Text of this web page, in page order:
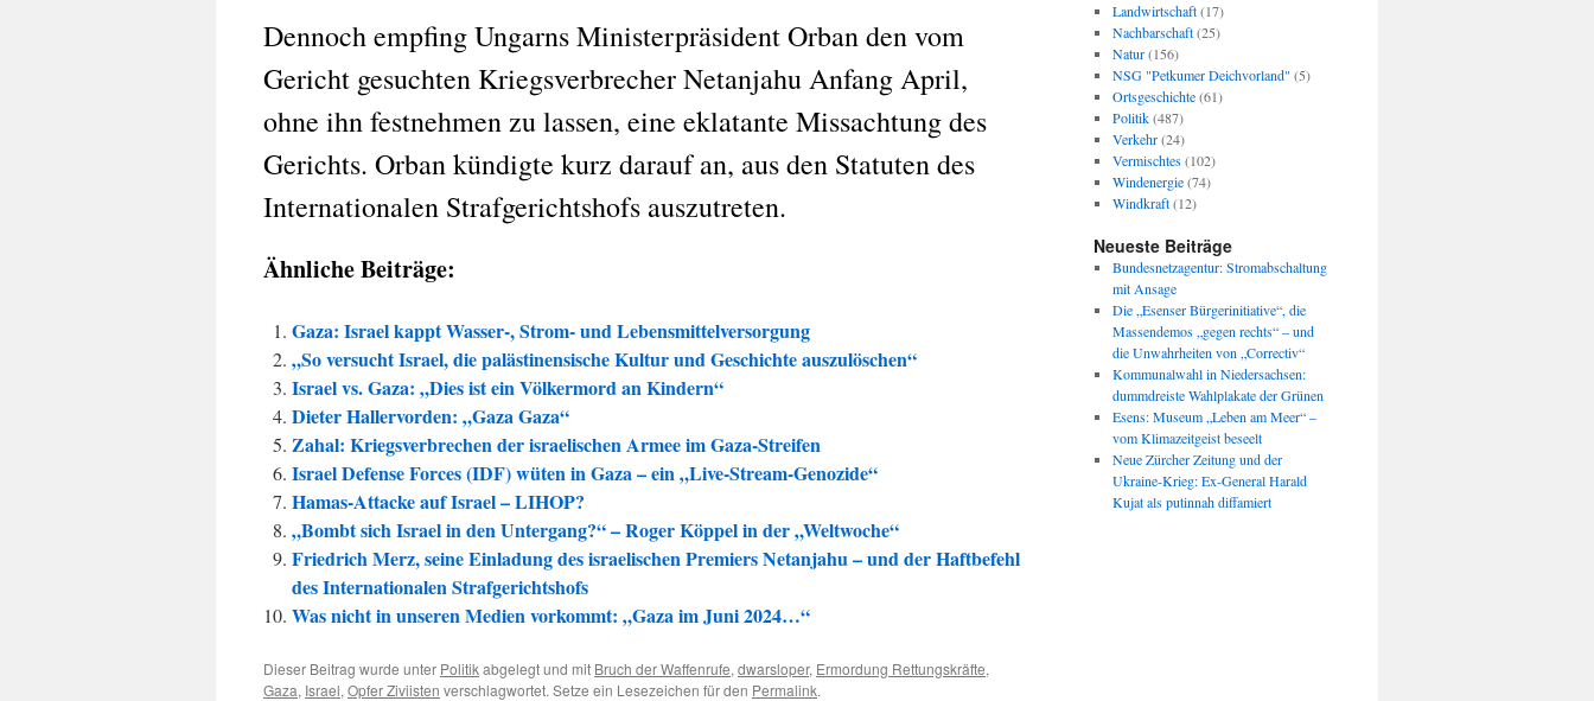
Dennoch empfing Ungarns Ministerpräsident Orban den vom
Gericht gesuchten Kriegsverbrecher Netanjahu Anfang April,
ohne ihn festnehmen zu lassen, eine eklatante Missachtung des
Gerichts. Orban kündigte kurz darauf an, aus den Statuten des
Internationalen Strafgerichtshofs auszutreten.
Ähnliche Beiträge:
Gaza: Israel kappt Wasser-, Strom- und Lebensmittelversorgung
„So versucht Israel, die palästinensische Kultur und Geschichte auszulöschen“
Israel vs. Gaza: „Dies ist ein Völkermord an Kindern“
Dieter Hallervorden: „Gaza Gaza“
Zahal: Kriegsverbrechen der israelischen Armee im Gaza-Streifen
Israel Defense Forces (IDF) wüten in Gaza – ein „Live-Stream-Genozide“
Hamas-Attacke auf Israel – LIHOP?
„Bombt sich Israel in den Untergang?“ – Roger Köppel in der „Weltwoche“
Friedrich Merz, seine Einladung des israelischen Premiers Netanjahu – und der Haftbefehl
des Internationalen Strafgerichtshofs
Was nicht in unseren Medien vorkommt: „Gaza im Juni 2024…“
Dieser Beitrag wurde unter Politikabgelegt und mit Bruch der Waffenrufe, dwarsloper, Ermordung Rettungskräfte,
Gaza, Israel, Opfer Ziviisten verschlagwortet. Setze ein Lesezeichen für den Permalink.
Landwirtschaft(17)
Nachbarschaft(25)
Natur(156)
NSG "Petkumer Deichvorland" (5)
Ortsgeschichte(61)
Politik(487)
Verkehr(24)
Vermischtes(102)
Windenergie(74)
Windkraft(12)
Neueste Beiträge
Bundesnetzagentur: Stromabschaltung
mit Ansage
Die „Esenser Bürgerinitiative“, die
Massendemos „gegen rechts“ – und
die Unwahrheiten von „Correctiv“
Kommunalwahl in Niedersachsen:
dummdreiste Wahlplakate der Grünen
Esens: Museum „Leben am Meer“ –
vom Klimazeitgeist beseelt
Neue Zürcher Zeitung und der
Ukraine-Krieg: Ex-General Harald
Kujat als putinnah diffamiert